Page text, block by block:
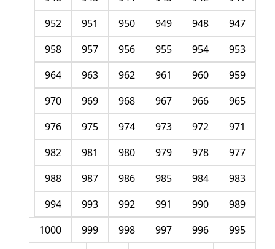
947
948
949
950
951
952
953
954
955
956
957
958
959
960
961
962
963
964
965
966
967
968
969
970
971
972
973
974
975
976
977
978
979
980
981
982
983
984
985
986
987
988
989
990
991
992
993
994
995
996
997
998
999
1000